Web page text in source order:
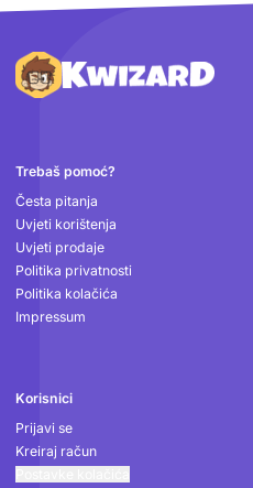
Podnožje
Trebaš pomoć?
Česta pitanja
Uvjeti korištenja
Uvjeti prodaje
Politika privatnosti
Politika kolačića
Impressum
Korisnici
Prijavi se
Kreiraj račun